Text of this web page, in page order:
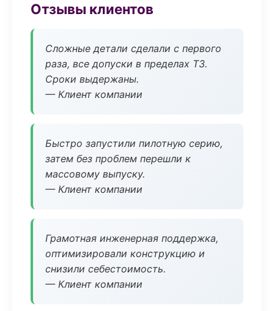
Отзывы клиентов
Сложные детали сделали с первого
раза, все допуски в пределах ТЗ.
Сроки выдержаны.
— Клиент компании
Быстро запустили пилотную серию,
затем без проблем перешли к
массовому выпуску.
— Клиент компании
Грамотная инженерная поддержка,
оптимизировали конструкцию и
снизили себестоимость.
— Клиент компании